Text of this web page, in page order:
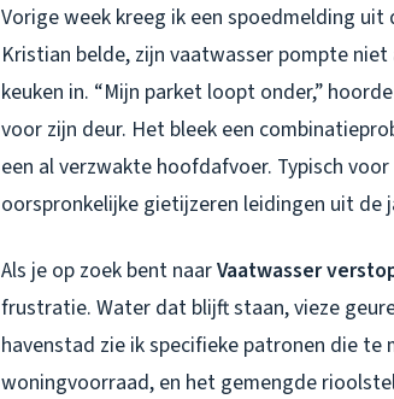
Vorige week kreeg ik een spoedmelding
Kristian belde, zijn vaatwasser pompte
keuken in. “Mijn parket loopt onder,”
voor zijn deur. Het bleek een
een al verzwakte hoofdafvoer. Typisch
oorspronkelijke gietijzeren leidingen uit de
Als je op zoek bent naarVaatwasser
frustratie. Water dat blijft staan, vieze
havenstad zie ik specifieke patronen die te
woningvoorraad, en het gemengde